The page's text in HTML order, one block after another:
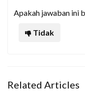
Apakah jawaban ini
Tidak
Related Articles